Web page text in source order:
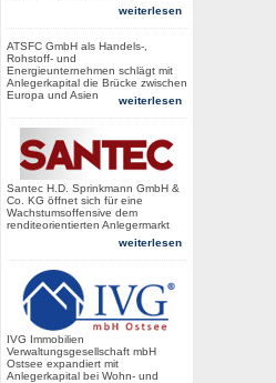
weiterlesen
ATSFC GmbH als Handels-,
Rohstoff- und
Energieunternehmen schlägt mit
Anlegerkapital die Brücke zwischen
Europa und Asien
weiterlesen
Santec H.D. Sprinkmann GmbH &
Co. KG öffnet sich für eine
Wachstumsoffensive dem
renditeorientierten Anlegermarkt
weiterlesen
IVG Immobilien
Verwaltungsgesellschaft mbH
Ostsee expandiert mit
Anlegerkapital bei Wohn- und